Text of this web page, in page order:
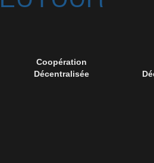
Coopération
Décentralisée